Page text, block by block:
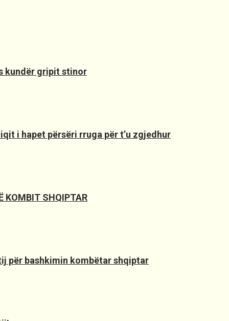
kundër gripit stinor
i hapet përsëri rruga për t’u zgjedhur
KOMBIT SHQIPTAR
për bashkimin kombëtar shqiptar